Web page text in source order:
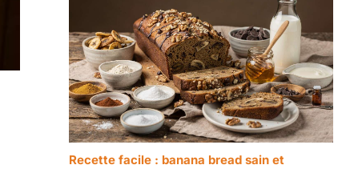
Recette facile : banana bread sain et